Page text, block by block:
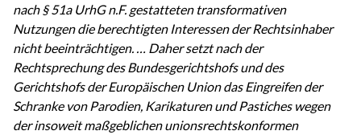
nach § 51a UrhG n.F. gestatteten transformativen
Nutzungen die berechtigten Interessen der Rechtsinhaber
nicht beeinträchtigen. … Daher setzt nach der
Rechtsprechung des Bundesgerichtshofs und des
Gerichtshofs der Europäischen Union das Eingreifen der
Schranke von Parodien, Karikaturen und Pastiches wegen
der insoweit maßgeblichen unionsrechtskonformen